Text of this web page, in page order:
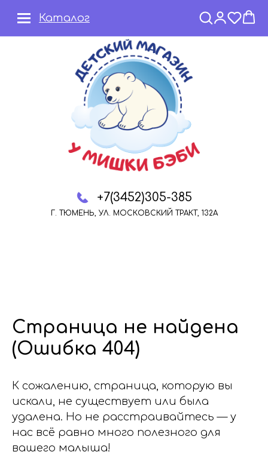
+7(3452)305-385
Г. ТЮМЕНЬ, УЛ. МОСКОВСКИЙ ТРАКТ, 132А
Каталог
Страница не найдена
(Ошибка 404)
К сожалению, страница, которую вы
искали, не существует или была
удалена. Но не расстраивайтесь — у
нас всё равно много полезного для
вашего малыша!